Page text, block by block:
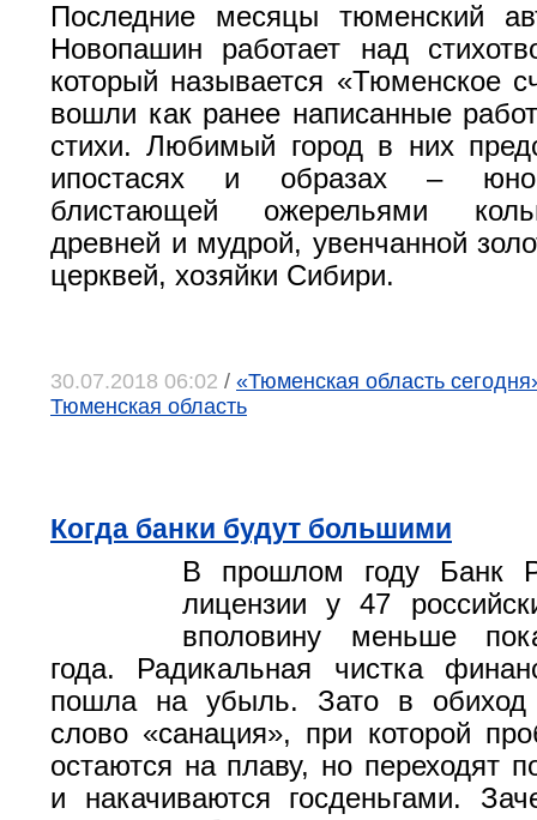
Последние месяцы тюменский
Новопашин работает над
который называется «Тюменское
вошли как ранее написанные
стихи. Любимый город в них
ипостасях и образах –
блистающей ожерельями
древней и мудрой, увенчанной
церквей, хозяйки Сибири.
30.07.2018 06:02 / «Тюменская область
Тюменская область
Когда банки будут большими
В прошлом году Банк
лицензии у 47
вполовину меньше
года. Радикальная чистка
пошла на убыль. Зато в обиход
слово «санация», при которой
остаются на плаву, но переходят
и накачиваются госденьгами.